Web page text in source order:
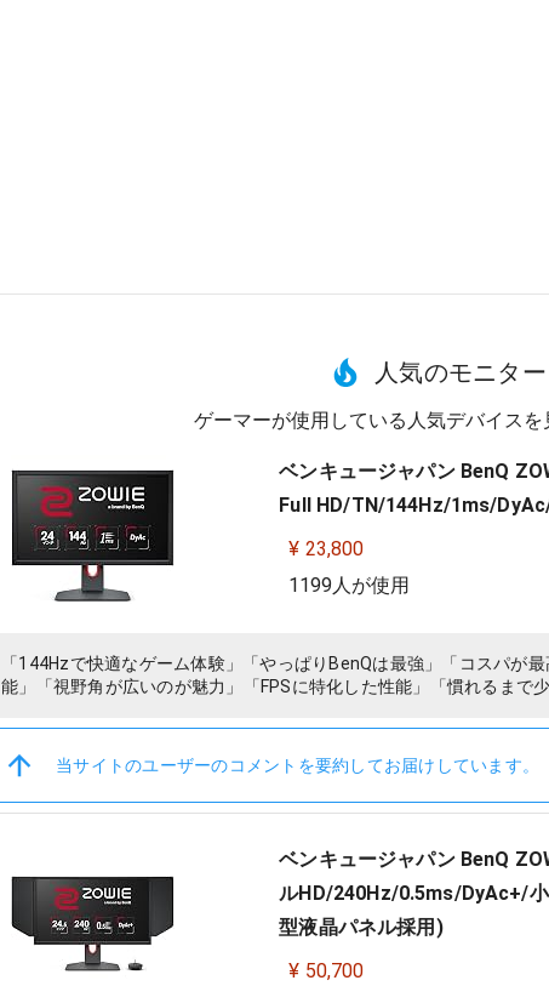
人気のモニター
ゲーマーが使用している人気デバイスを
ベンキュージャパン BenQ
Full HD/TN/144Hz/1ms/
¥ 23,800
1199人が使用
「144Hzで快適なゲーム体験」「やっぱりBenQは最強」「コスパが
能」「視野角が広いのが魅力」「FPSに特化した性能」「慣れるまで
当サイトのユーザーのコメントを要約してお届けしています。
ベンキュージャパン BenQ
ルHD/240Hz/0.5ms/DyAc+/
型液晶パネル採用)
¥ 50,700